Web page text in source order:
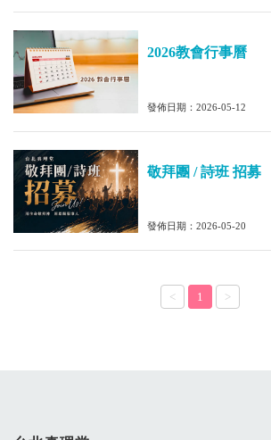
2026教會行事曆
發佈日期：2026-05-12
敬拜團 / 詩班 招募
發佈日期：2026-05-20
< 1 >